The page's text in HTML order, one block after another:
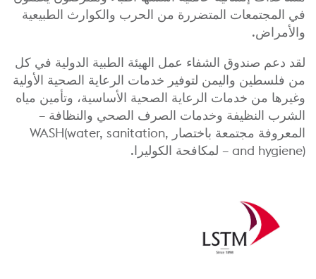
في المجتمعات المتضررة من الحرب والكوارث الطبيعية
والأمراض.
لقد دعم صندوق الشفاء عمل الهيئة الطبية الدولية في كل
من فلسطين واليمن لتوفير خدمات الرعاية الصحية الأولية
وغيرها من خدمات الرعاية الصحية الأساسية، وتأمين مياه
الشرب النظيفة وخدمات الصرف الصحي والنظافة –
المعروفة مجتمعة باختصار WASH( water, sanitation,
and hygiene) – لمكافحة الكوليرا.